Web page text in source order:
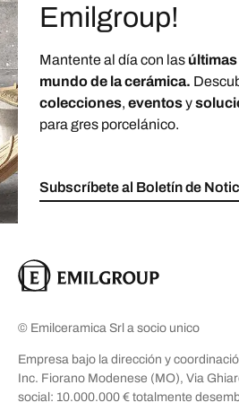
Emilgroup!
Mantente al día con las
mundo de la cerámica.
colecciones, eventosy
para gres porcelánico.
Subscríbete al Boletín de
© Emilceramica Srl a socio unico
Empresa bajo la dirección y
Inc. Fiorano Modenese (MO), Via
social: 10.000.000 € totalmente